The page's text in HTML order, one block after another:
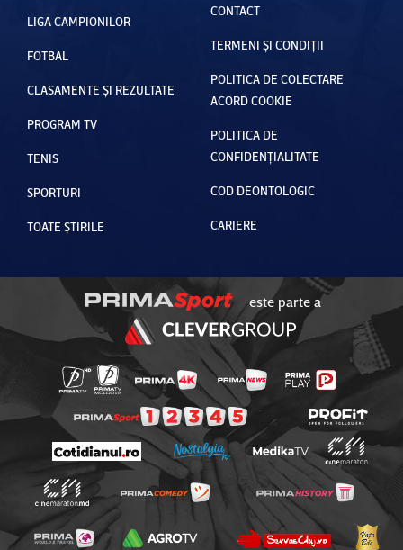
LIGA CAMPIONILOR
FOTBAL
CLASAMENTE ȘI REZULTATE
PROGRAM TV
TENIS
SPORTURI
TOATE ȘTIRILE
CONTACT
TERMENI ȘI CONDIȚII
POLITICA DE COLECTARE
ACORD COOKIE
POLITICA DE
CONFIDENȚIALITATE
COD DEONTOLOGIC
CARIERE
este parte a